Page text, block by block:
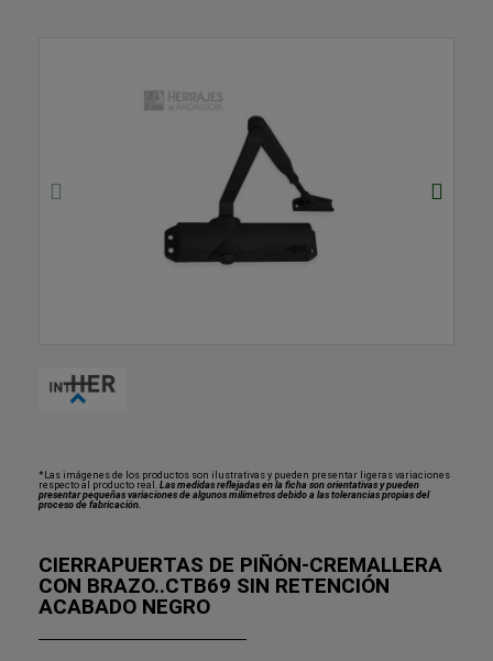
*Las imágenes de los productos son ilustrativas y pueden presentar ligeras variaciones
respecto al producto real. Las medidas reflejadas en la ficha son orientativas y pueden
presentar pequeñas variaciones de algunos milímetros debido a las tolerancias propias del
proceso de fabricación.
CIERRAPUERTAS DE PIÑÓN-CREMALLERA
CON BRAZO..CTB69 SIN RETENCIÓN
ACABADO NEGRO